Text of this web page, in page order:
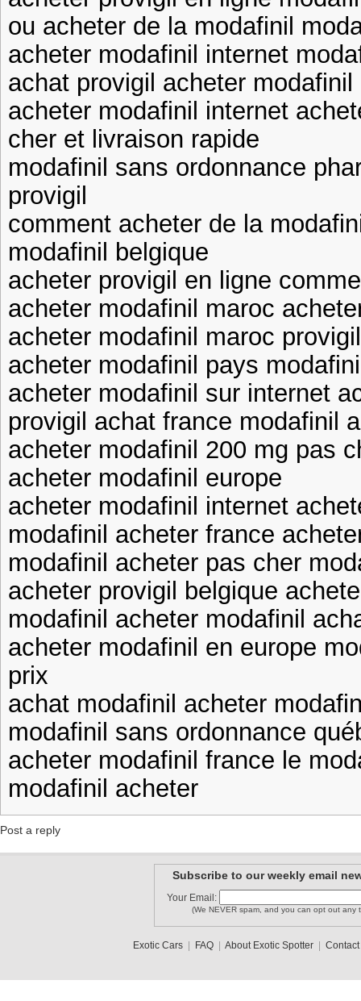
ou acheter de la modafinil
acheter modafinil internet
achat provigil acheter modafinil
acheter modafinil internet
cher et livraison rapide
modafinil sans ordonnance
provigil
comment acheter de la
modafinil belgique
acheter provigil en ligne
acheter modafinil maroc
acheter modafinil maroc
acheter modafinil pays
acheter modafinil sur internet
provigil achat france modafinil
acheter modafinil 200 mg pas
acheter modafinil europe
acheter modafinil internet
modafinil acheter france
modafinil acheter pas cher
acheter provigil belgique
modafinil acheter modafinil
acheter modafinil en europe
prix
achat modafinil acheter
modafinil sans ordonnance
acheter modafinil france le
modafinil acheter
Post a reply
Subscribe to our weekly email
Your Email:
(We NEVER spam, and you can opt out any
Exotic Cars| FAQ| About Exotic Spotter| Contact